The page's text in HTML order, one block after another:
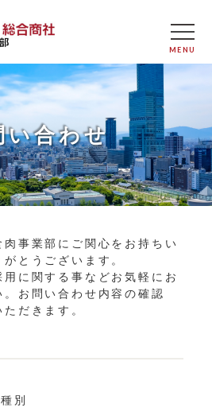
い合わせ
事業部にご関心をお持ちい
とうございます。
に関する事などお気軽にお
お問い合わせ内容の確認
だきます。
別